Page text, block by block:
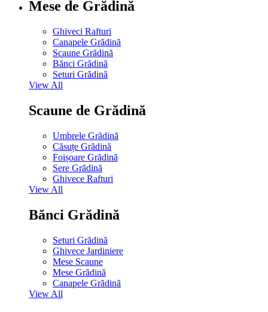
Mese de Grădină
Ghiveci Rafturi
Canapele Grădină
Scaune Grădină
Bănci Grădină
Seturi Grădină
View All
Scaune de Grădină
Umbrele Grădină
Căsuțe Grădină
Foișoare Grădină
Sere Grădină
Ghivece Rafturi
View All
Bănci Grădină
Seturi Grădină
Ghivece Jardiniere
Mese Scaune
Mese Grădină
Canapele Grădină
View All